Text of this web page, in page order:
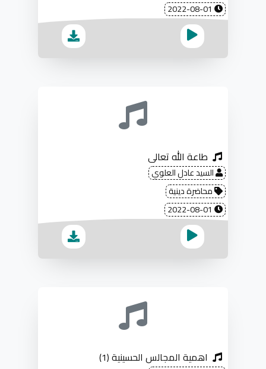
طاعة الله تعالى
السيد عادل العلوي
محاضرة دينية
اهمية المجالس الحسينية (1)